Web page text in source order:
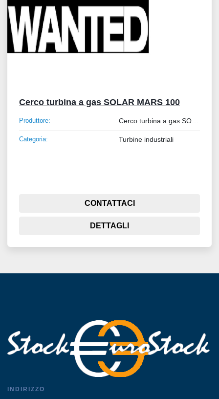
Ordina per
Cerco turbina a gas SOLAR MARS 100
Produttore: Cerco turbina a gas SOLAR MARS 100
Categoria: Turbine industriali
CONTATTACI
DETTAGLI
INDIRIZZO